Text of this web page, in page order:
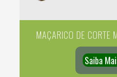
MAÇARICO DE CORTE
Saiba